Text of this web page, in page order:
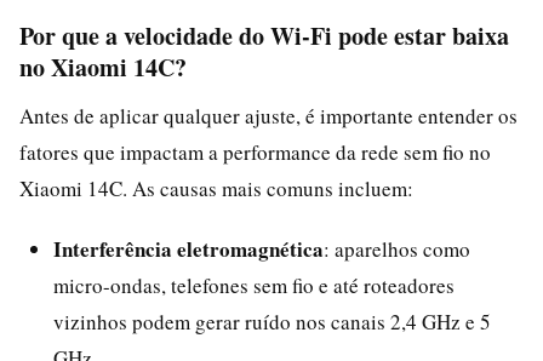
Por que a velocidade do Wi‑Fi pode estar baixa
no Xiaomi 14C?
Antes de aplicar qualquer ajuste, é importante entender os
fatores que impactam a performance da rede sem fio no
Xiaomi 14C. As causas mais comuns incluem:
Interferência eletromagnética: aparelhos como
micro-ondas, telefones sem fio e até roteadores
vizinhos podem gerar ruído nos canais 2,4 GHz e 5